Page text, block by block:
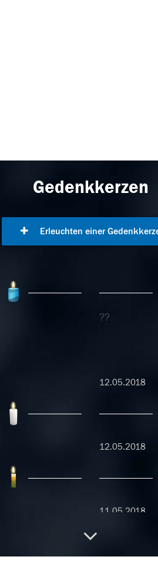
Gedenkkerzen
Erleuchten einer
??
12.05.2018
12.05.2018
11.05.2018